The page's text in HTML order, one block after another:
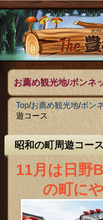
お薦め観光地/ボンネ
遊コース
Top/お薦め観光地/ボン
遊コース
昭和の町周遊コース
11月は日野
の町に
メニュー